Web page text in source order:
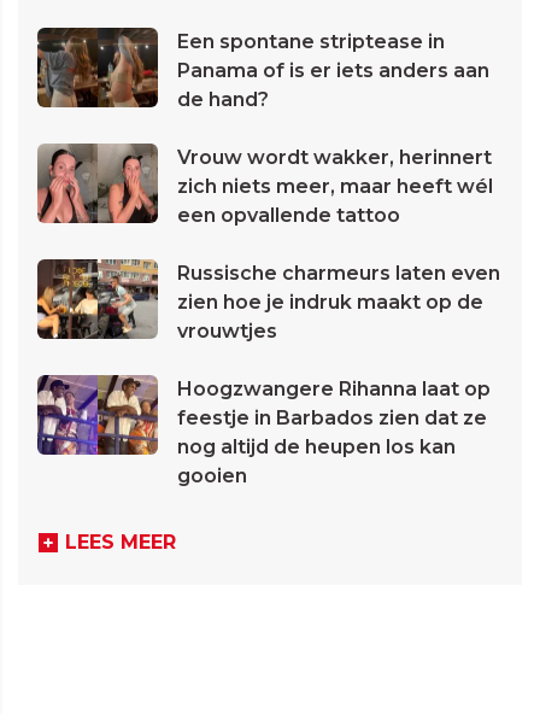
Een spontane striptease in
Panama of is er iets anders aan
de hand?
Vrouw wordt wakker, herinnert
zich niets meer, maar heeft wél
een opvallende tattoo
Russische charmeurs laten even
zien hoe je indruk maakt op de
vrouwtjes
Hoogzwangere Rihanna laat op
feestje in Barbados zien dat ze
nog altijd de heupen los kan
gooien
LEES MEER